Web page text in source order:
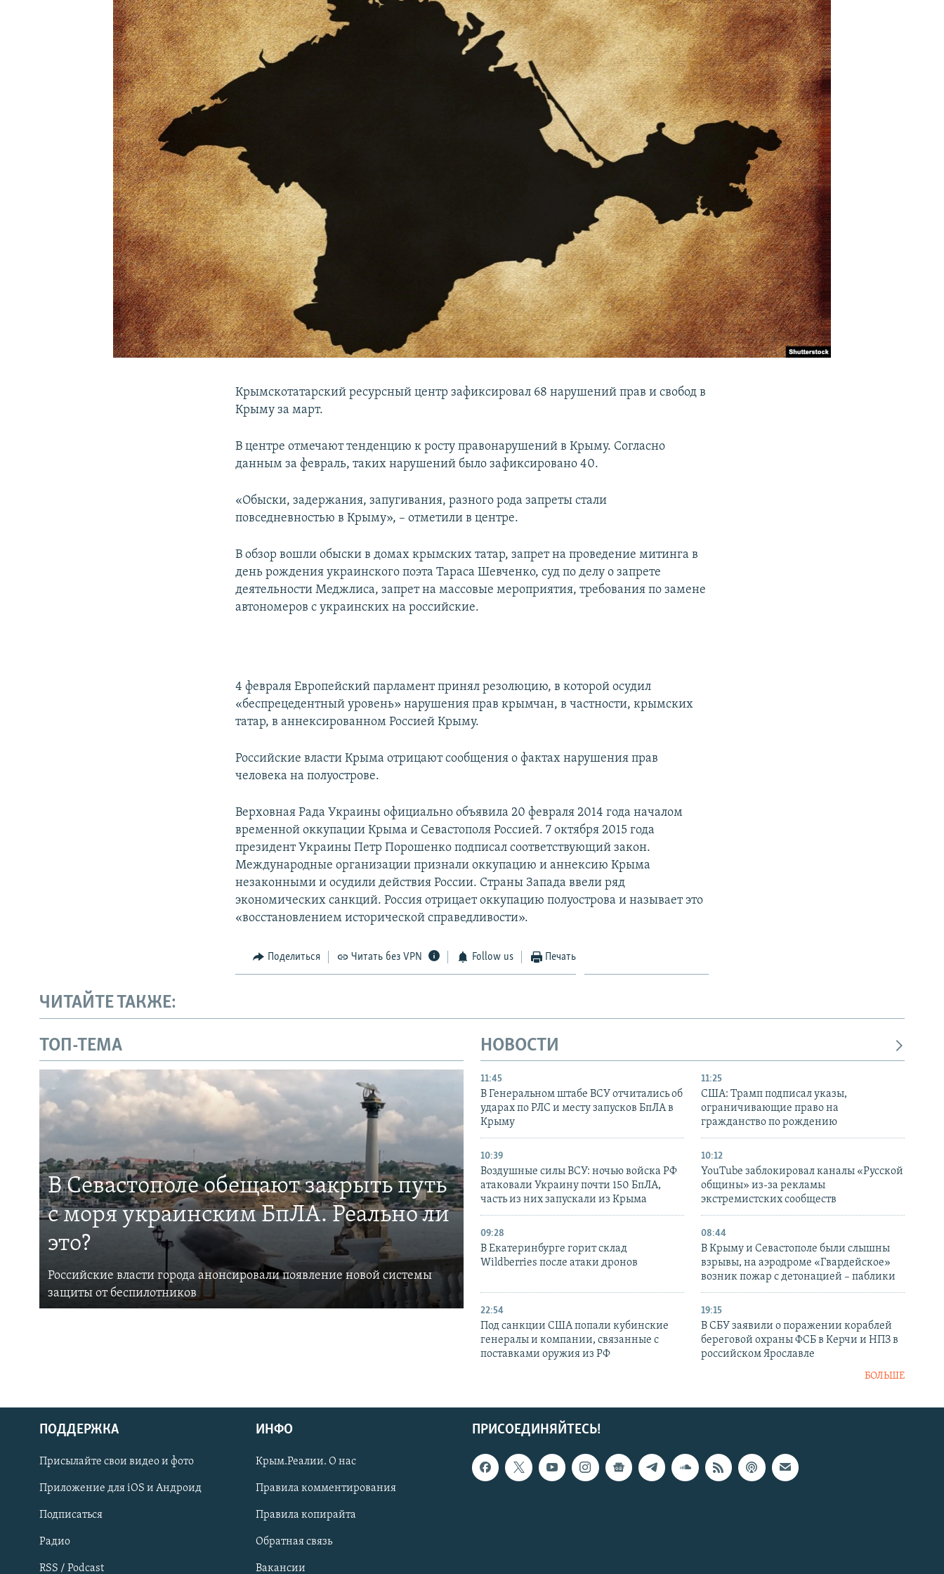
КРЫМ.НЕПОКОРЕННЫЙ
УКРАИНСКАЯ ПРОБЛЕМА КРЫМА
Українською
Qırımtatar
ПРИСОЕДИНЯЙТЕСЬ!
Крымскотатарский ресурсный центр зафиксировал 68 нарушений прав и свобод в
Крыму за март.
В центре отмечают тенденцию к росту правонарушений в Крыму. Согласно
данным за февраль, таких нарушений было зафиксировано 40.
«Обыски, задержания, запугивания, разного рода запреты стали
повседневностью в Крыму», – отметили в центре.
В обзор вошли обыски в домах крымских татар, запрет на проведение митинга в
день рождения украинского поэта Тараса Шевченко, суд по делу о запрете
деятельности Меджлиса, запрет на массовые мероприятия, требования по замене
автономеров с украинских на российские.
4 февраля Европейский парламент принял резолюцию, в которой осудил
«беспрецедентный уровень» нарушения прав крымчан, в частности, крымских
татар, в аннексированном Россией Крыму.
Российские власти Крыма отрицают сообщения о фактах нарушения прав
человека на полуострове.
Верховная Рада Украины официально объявила 20 февраля 2014 года началом
временной оккупации Крыма и Севастополя Россией. 7 октября 2015 года
президент Украины Петр Порошенко подписал соответствующий закон.
Международные организации признали оккупацию и аннексию Крыма
незаконными и осудили действия России. Страны Запада ввели ряд
экономических санкций. Россия отрицает оккупацию полуострова и называет это
«восстановлением исторической справедливости».
Поделиться Читать без VPN Follow us Печать
ЧИТАЙТЕ ТАКЖЕ:
ТОП-ТЕМА
В Севастополе обещают закрыть путь
с моря украинским БпЛА. Реально ли
это?
Российские власти города анонсировали появление новой системы
защиты от беспилотников
НОВОСТИ
11:45
В Генеральном штабе ВСУ отчитались об
ударах по РЛС и месту запусков БпЛА в
Крыму
11:25
США: Трамп подписал указы,
ограничивающие право на
гражданство по рождению
10:39
Воздушные силы ВСУ: ночью войска РФ
атаковали Украину почти 150 БпЛА,
часть из них запускали из Крыма
10:12
YouTube заблокировал каналы «Русской
общины» из-за рекламы
экстремистских сообществ
09:28
В Екатеринбурге горит склад
Wildberries после атаки дронов
08:44
В Крыму и Севастополе были слышны
взрывы, на аэродроме «Гвардейское»
возник пожар с детонацией – паблики
22:54
Под санкции США попали кубинские
генералы и компании, связанные с
поставками оружия из РФ
19:15
В СБУ заявили о поражении кораблей
береговой охраны ФСБ в Керчи и НПЗ в
российском Ярославле
БОЛЬШЕ
ПРИСОЕДИНЯЙТЕСЬ!
ПОДДЕРЖКА
Присылайте свои видео и фото
Приложение для iOS и Андроид
Подписаться
Радио
RSS / Podcast
ИНФО
Крым.Реалии. О нас
Правила комментирования
Правила копирайта
Обратная связь
Вакансии